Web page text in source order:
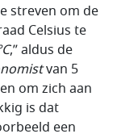
streven om de
Celsius te
,” aldus de
van 5
om zich aan
is dat
een